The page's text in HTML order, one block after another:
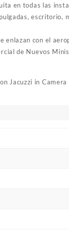
en todas las
escritorio,
enlazan con el
de Nuevos
Jacuzzi in Camera